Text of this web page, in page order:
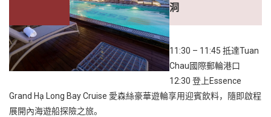
洞
11:30 – 11:45 抵達Tuan
Chau國際郵輪港口
12:30 登上Essence
Grand Hạ Long Bay Cruise 愛森絲豪華遊輪享用迎賓飲料，隨即啟程
展開內海遊船探險之旅。